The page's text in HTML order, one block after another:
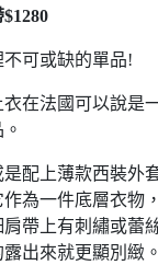
可或缺的單品!
在法國可以說是
配上薄款西裝外
為一件底層衣物
帶上有刺繡或蕾
出來就更顯別緻。